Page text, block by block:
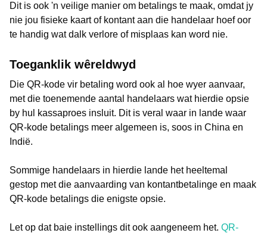
Dit is ook 'n veilige manier om betalings te maak, omdat jy
nie jou fisieke kaart of kontant aan die handelaar hoef oor
te handig wat dalk verlore of misplaas kan word nie.
Toeganklik wêreldwyd
Die QR-kode vir betaling word ook al hoe wyer aanvaar,
met die toenemende aantal handelaars wat hierdie opsie
by hul kassaproes insluit. Dit is veral waar in lande waar
QR-kode betalings meer algemeen is, soos in China en
Indië.
Sommige handelaars in hierdie lande het heeltemal
gestop met die aanvaarding van kontantbetalinge en maak
QR-kode betalings die enigste opsie.
Let op dat baie instellings dit ook aangeneem het. QR-